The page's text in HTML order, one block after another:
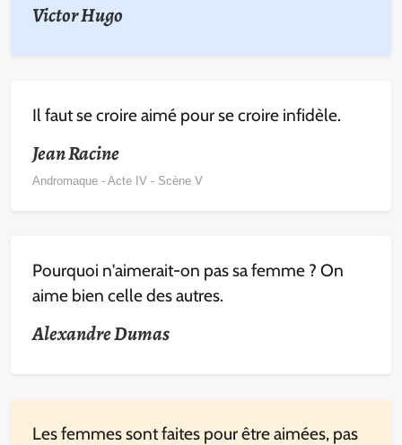
Victor Hugo
Il faut se croire aimé pour se croire infidèle.
Jean Racine
Andromaque - Acte IV - Scène V
Pourquoi n'aimerait-on pas sa femme ? On
aime bien celle des autres.
Alexandre Dumas
Les femmes sont faites pour être aimées, pas